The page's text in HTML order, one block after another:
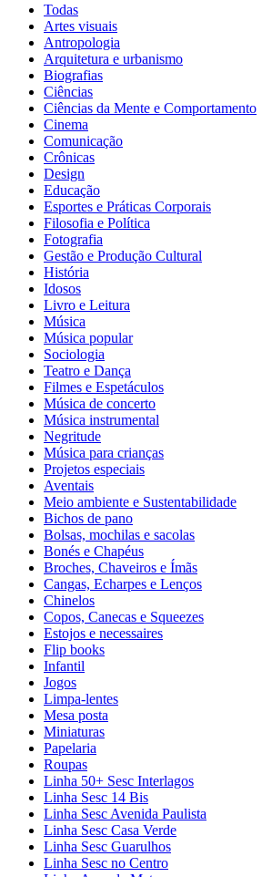
Todas
Artes visuais
Antropologia
Arquitetura e urbanismo
Biografias
Ciências
Ciências da Mente e Comportamento
Cinema
Comunicação
Crônicas
Design
Educação
Esportes e Práticas Corporais
Filosofia e Política
Fotografia
Gestão e Produção Cultural
História
Idosos
Livro e Leitura
Música
Música popular
Sociologia
Teatro e Dança
Filmes e Espetáculos
Música de concerto
Música instrumental
Negritude
Música para crianças
Projetos especiais
Aventais
Meio ambiente e Sustentabilidade
Bichos de pano
Bolsas, mochilas e sacolas
Bonés e Chapéus
Broches, Chaveiros e Ímãs
Cangas, Echarpes e Lenços
Chinelos
Copos, Canecas e Squeezes
Estojos e necessaires
Flip books
Infantil
Jogos
Limpa-lentes
Mesa posta
Miniaturas
Papelaria
Roupas
Linha 50+ Sesc Interlagos
Linha Sesc 14 Bis
Linha Sesc Avenida Paulista
Linha Sesc Casa Verde
Linha Sesc Guarulhos
Linha Sesc no Centro